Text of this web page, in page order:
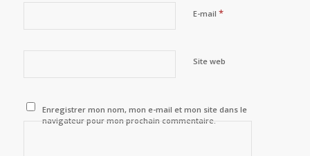
E-mail *
Site web
Enregistrer mon nom, mon e-mail et mon site dans le
navigateur pour mon prochain commentaire.